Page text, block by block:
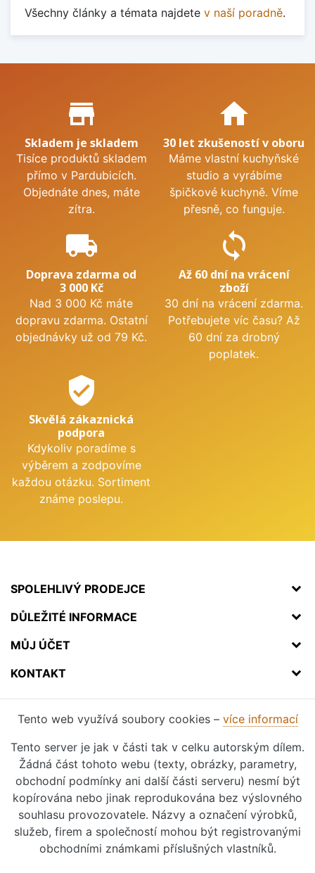
Všechny články a témata najdete v naší poradně.
Proč nakupovat u nás?
store_mall_directory
Skladem je skladem
Tisíce produktů skladem
přímo v Pardubicích.
Objednáte dnes, máte
zítra.
home
30 let zkušeností v oboru
Máme vlastní kuchyňské
studio a vyrábíme
špičkové kuchyně. Víme
přesně, co funguje.
local_shipping
Doprava zdarma od
3 000 Kč
Nad 3 000 Kč máte
dopravu zdarma. Ostatní
objednávky už od 79 Kč.
sync
Až 60 dní na vrácení
zboží
30 dní na vrácení zdarma.
Potřebujete víc času? Až
60 dní za drobný
poplatek.
verified_user
Skvělá zákaznická
podpora
Kdykoliv poradíme s
výběrem a zodpovíme
každou otázku. Sortiment
známe poslepu.
SPOLEHLIVÝ PRODEJCE
DŮLEŽITÉ INFORMACE
MŮJ ÚČET
KONTAKT
Tento web využívá soubory cookies – více informací
Tento server je jak v části tak v celku autorským dílem.
Žádná část tohoto webu (texty, obrázky, parametry,
obchodní podmínky ani další části serveru) nesmí být
kopírována nebo jinak reprodukována bez výslovného
souhlasu provozovatele. Názvy a označení výrobků,
služeb, firem a společností mohou být registrovanými
obchodními známkami příslušných vlastníků.